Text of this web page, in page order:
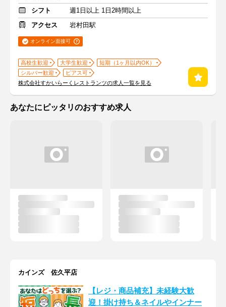
シフト
週1日以上 1日2時間以上
アクセス
岩村田駅
オンライン面接可
高校生歓迎 大学生歓迎
短期（1ヶ月以内OK）
シルバー歓迎
ピアス可
株式会社すかいらーくレストランツの求人一覧を見る
あなたにピッタリのおすすめ求人
カインズ 佐久平店
【レジ・商品補充】未経験大歓
迎！掛け持ち＆ネイルやインナー